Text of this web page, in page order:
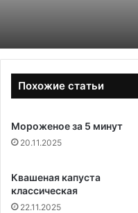
Похожие статьи
Мороженое за 5 минут
20.11.2025
Квашеная капуста
классическая
22.11.2025